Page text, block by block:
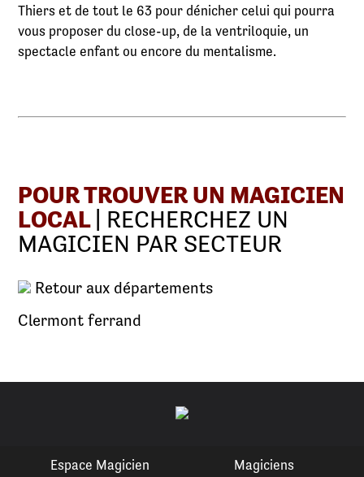
Thiers et de tout le 63 pour dénicher celui qui pourra
vous proposer du close-up, de la ventriloquie, un
spectacle enfant ou encore du mentalisme.
POUR TROUVER UN MAGICIEN
LOCAL | RECHERCHEZ UN
MAGICIEN PAR SECTEUR
Retour aux départements
Clermont ferrand
Espace Magicien Magiciens